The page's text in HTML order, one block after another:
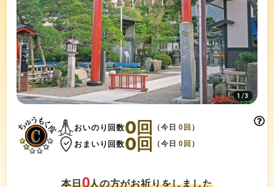
1/3
おいのり回数0回 （今日0 回 ）
おまいり回数0回 （今日0 回 ）
本日0人の方がお祈りをしました